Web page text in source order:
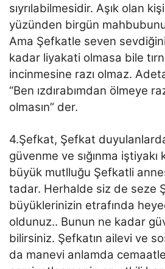
sıyrılabilmesidir. Aşık olan
yüzünden birgün
Ama Şefkatle seven
kadar liyakati olmasa bile
incinmesine razı olmaz.
“Ben ızdırabımdan ölmeye
olmasın” der.
4.Şefkat, Şefkat
güvenme ve sığınma
büyük mutlluğu Şefkatli
tadar. Herhalde siz de seze
büyüklerinizin etrafında
oldunuz.. Bunun ne kadar
bilirsiniz. Şefkatın ailevi ve
da manevi anlamda